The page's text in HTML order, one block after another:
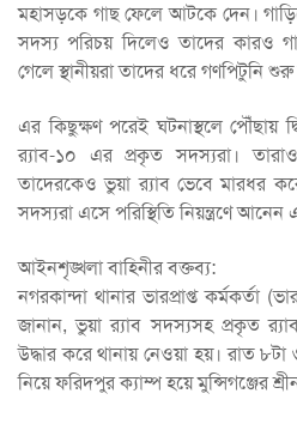
মহাসড়কে গাছ ফেলে আটকে দেন।
সদস্য পরিচয় দিলেও তাদের কারও
গেলে স্থানীয়রা তাদের ধরে গণপিটুনি
এর কিছুক্ষণ পরেই ঘটনাস্থলে পৌঁছায়
র‍্যাব-১০ এর প্রকৃত সদস্যরা।
তাদেরকেও ভুয়া র‍্যাব ভেবে মারধর
সদস্যরা এসে পরিস্থিতি নিয়ন্ত্রণে
আইনশৃঙ্খলা বাহিনীর বক্তব্য:
নগরকান্দা থানার ভারপ্রাপ্ত
জানান, ভুয়া র‍্যাব সদস্যসহ প্রকৃত
উদ্ধার করে থানায় নেওয়া হয়। রাত
নিয়ে ফরিদপুর ক্যাম্প হয়ে মুন্সিগঞ্জের